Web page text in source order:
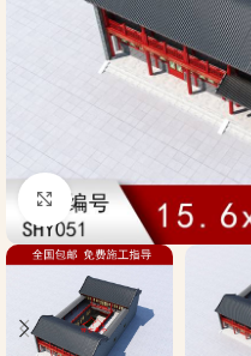
Click to enlarge